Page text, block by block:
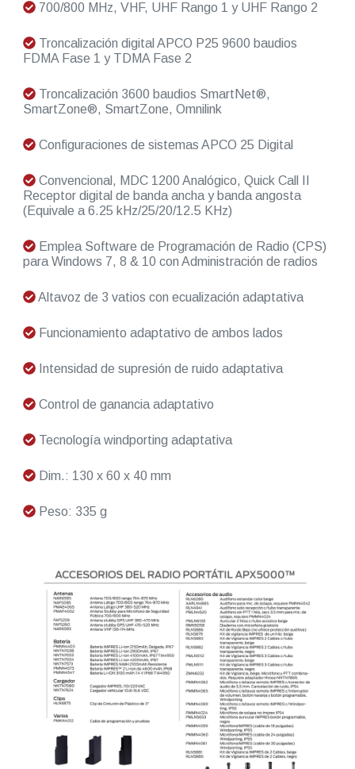
700/800 MHz, VHF, UHF Rango 1 y UHF Rango 2
Troncalización digital APCO P25 9600 baudios
FDMA Fase 1 y TDMA Fase 2
Troncalización 3600 baudios SmartNet®,
SmartZone®, SmartZone, Omnilink
Configuraciones de sistemas APCO 25 Digital
Convencional, MDC 1200 Analógico, Quick Call II
Receptor digital de banda ancha y banda angosta
(Equivale a 6.25 kHz/25/20/12.5 KHz)
Emplea Software de Programación de Radio (CPS)
para Windows 7, 8 & 10 con Administración de radios
Altavoz de 3 vatios con ecualización adaptativa
Funcionamiento adaptativo de ambos lados
Intensidad de supresión de ruido adaptativa
Control de ganancia adaptativo
Tecnología windporting adaptativa
Dim.: 130 x 60 x 40 mm
Peso: 335 g